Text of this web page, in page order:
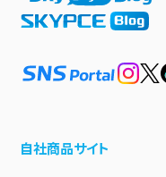
自社商品サイト